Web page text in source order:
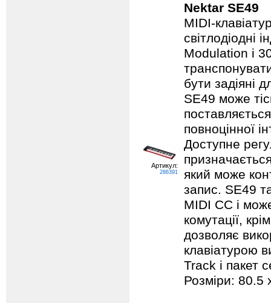
Артикул:
286391
Nektar SE49
MIDI-
світлодіодні
Modulation і
бути задіяні
SE49 може
повноцінної
Доступне
який може
запис. SE49
MIDI CC і
комутації,
дозволяє
клавіатурою
Track і пакет
Розміри: 80.5